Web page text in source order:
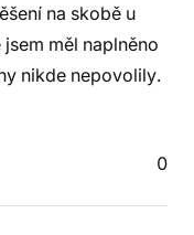
na skobě u
měl naplněno
nikde nepovolily.
0